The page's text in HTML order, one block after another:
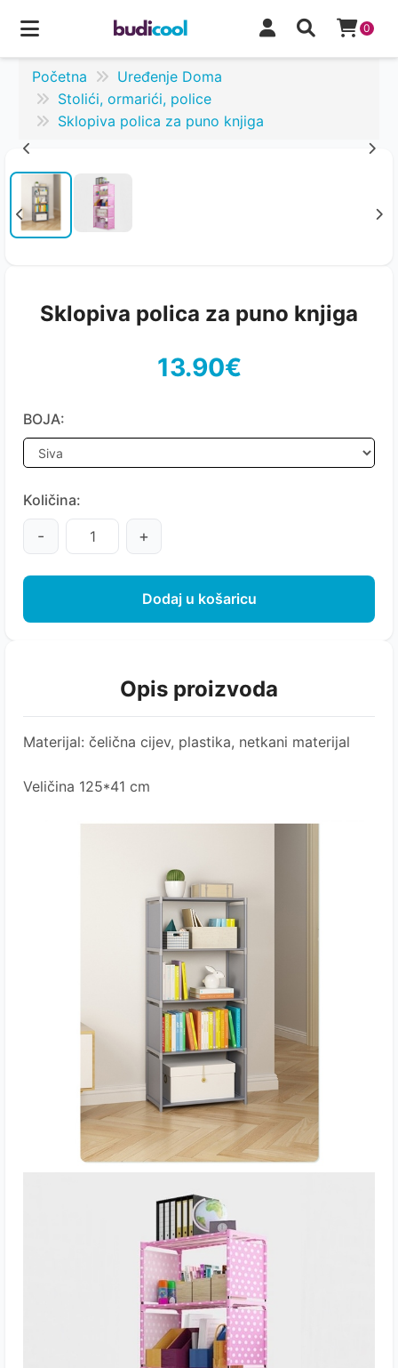
0
Početna
Uređenje Doma
Stolići, ormarići, police
Sklopiva polica za puno knjiga
Sklopiva polica za puno knjiga
13.90€
BOJA:
Količina:
- +
Dodaj u košaricu
Opis proizvoda
Materijal: čelična cijev, plastika, netkani materijal
Veličina 125*41 cm